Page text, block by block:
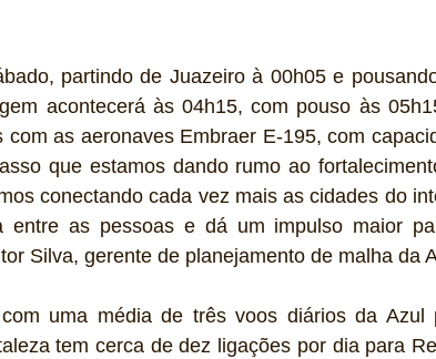
partindo de Juazeiro à 00h05 e
acontecerá às 04h15, com pouso às
as aeronaves Embraer E-195, com
que estamos dando rumo ao
conectando cada vez mais as cidades do
entre as pessoas e dá um impulso maior
Silva, gerente de planejamento de malha da
uma média de três voos diários da Azul
tem cerca de dez ligações por dia para